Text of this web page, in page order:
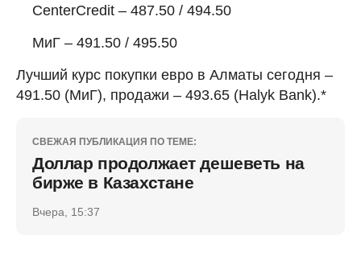
CenterCredit – 487.50 / 494.50
МиГ – 491.50 / 495.50
Лучший курс покупки евро в Алматы сегодня –
491.50 (МиГ), продажи – 493.65 (Halyk Bank).*
СВЕЖАЯ ПУБЛИКАЦИЯ ПО ТЕМЕ:
Доллар продолжает дешеветь на
бирже в Казахстане
Вчера, 15:37